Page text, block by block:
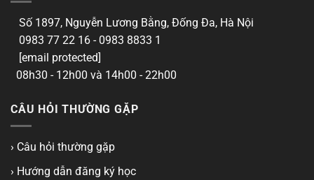
Số 1897, Nguyễn Lương Bằng, Đống Đa, Hà Nội
0983 77 22 16 - 0983 8833 1
[email protected]
08h30 - 12h00 và 14h00 - 22h00
CÂU HỎI THƯỜNG GẶP
› Câu hỏi thường gặp
› Hướng dẫn đăng ký học